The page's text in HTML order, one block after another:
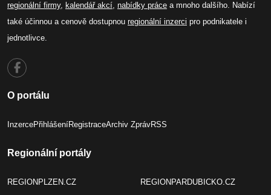
regionální firmy, kalendář akcí, nabídky práce a mnoho dalšího. Nabízí
také účinnou a cenově dostupnou regionální inzerci pro podnikatele i
jednotlivce.
O portálu
InzercePřihlášeníRegistraceArchiv ZprávRSS
Regionální portály
REGIONPLZEN.CZ REGIONPARDUBICKO.CZ